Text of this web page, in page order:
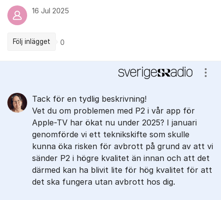
16 Jul 2025
Följ inlägget 0
Tack för en tydlig beskrivning!
Vet du om problemen med P2 i vår app för
Apple-TV har ökat nu under 2025? I januari
genomförde vi ett teknikskifte som skulle
kunna öka risken för avbrott på grund av att vi
sänder P2 i högre kvalitet än innan och att det
därmed kan ha blivit lite för hög kvalitet för att
det ska fungera utan avbrott hos dig.